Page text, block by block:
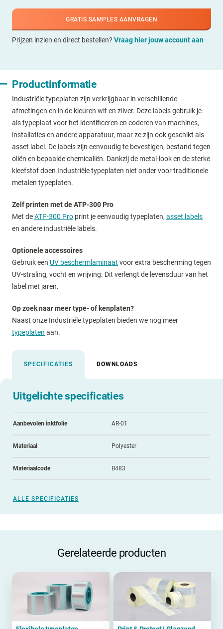
GRATIS SAMPLES AANVRAGEN
Prijzen inzien en direct bestellen? Vraag hier jouw account aan
Productinformatie
Industriële typeplaten zijn verkrijgbaar in verschillende
afmetingen en in de kleuren wit en zilver. Deze labels gebruik je
als typeplaat voor het identificeren en coderen van machines,
installaties en andere apparatuur, maar ze zijn ook geschikt als
asset label. De labels zijn eenvoudig te bevestigen, bestand tegen
oliën en bepaalde chemicaliën. Dankzij de metal-look en de sterke
kleefstof doen Industriële typeplaten niet onder voor traditionele
metalen typeplaten.
Zelf printen met de ATP-300 Pro
Met deATP-300 Pro print je eenvoudig typeplaten, asset labels
en andere industriële labels.
Optionele accessoires
Gebruik een UV beschermlaminaat voor extra bescherming tegen
UV-straling, vocht en wrijving. Dit verlengt de levensduur van het
label met jaren.
Op zoek naar meer type- of kenplaten?
Naast onze Industriële typeplaten bieden we nog meer
typeplaten aan.
SPECIFICATIES DOWNLOADS
Uitgelichte specificaties
Aanbevolen inktfolie AR-01
Materiaal Polyester
Materiaalcode B483
ALLE SPECIFICATIES
Gerelateerde producten